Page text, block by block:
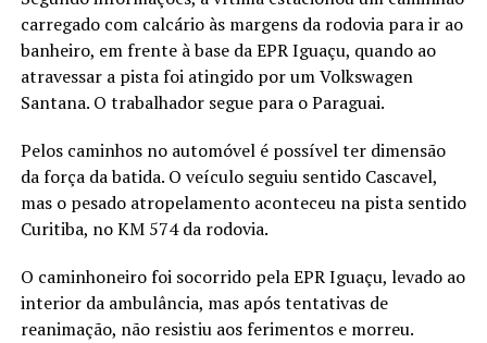
carregado com calcário às margens da rodovia para ir ao
banheiro, em frente à base da EPR Iguaçu, quando ao
atravessar a pista foi atingido por um Volkswagen
Santana. O trabalhador segue para o Paraguai.
Pelos caminhos no automóvel é possível ter dimensão
da força da batida. O veículo seguiu sentido Cascavel,
mas o pesado atropelamento aconteceu na pista sentido
Curitiba, no KM 574 da rodovia.
O caminhoneiro foi socorrido pela EPR Iguaçu, levado ao
interior da ambulância, mas após tentativas de
reanimação, não resistiu aos ferimentos e morreu.